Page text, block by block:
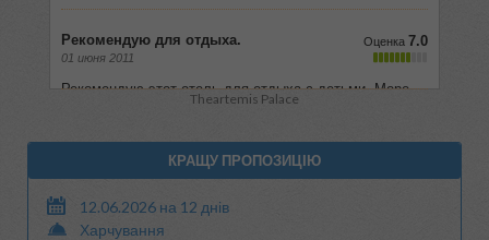
Theartemis Palace
КРАЩУ ПРОПОЗИЦІЮ
12.06.2026 на 12 днів
Харчування